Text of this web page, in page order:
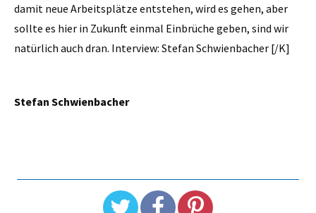
damit neue Arbeitsplätze entstehen, wird es gehen, aber
sollte es hier in Zukunft einmal Einbrüche geben, sind wir
natürlich auch dran. Interview: Stefan Schwienbacher [/K]
Stefan Schwienbacher